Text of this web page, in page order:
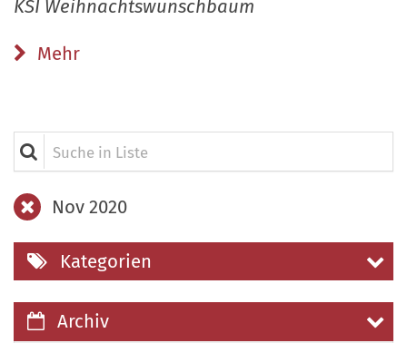
KSI Weihnachtswunschbaum
Mehr
Suche in Liste
Nov 2020
Kategorien
Archiv